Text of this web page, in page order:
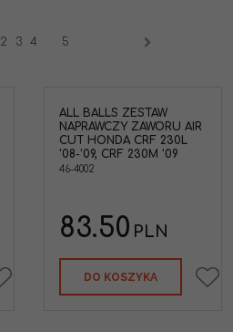
2 3 4 5
ALL BALLS ZESTAW
NAPRAWCZY ZAWORU AIR
CUT HONDA CRF 230L
'08-'09, CRF 230M '09
46-4002
83.50 PLN
DO KOSZYKA